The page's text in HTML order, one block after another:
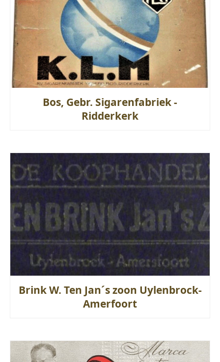
Bos, Gebr. Sigarenfabriek -
Ridderkerk
Brink W. Ten Jan´s zoon Uylenbrock-
Amerfoort